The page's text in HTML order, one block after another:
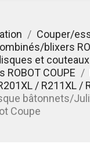
Couper/
blixers
et couteaux
ROBOT COUPE
/ R211XL /
bâtonnets/
Coupe